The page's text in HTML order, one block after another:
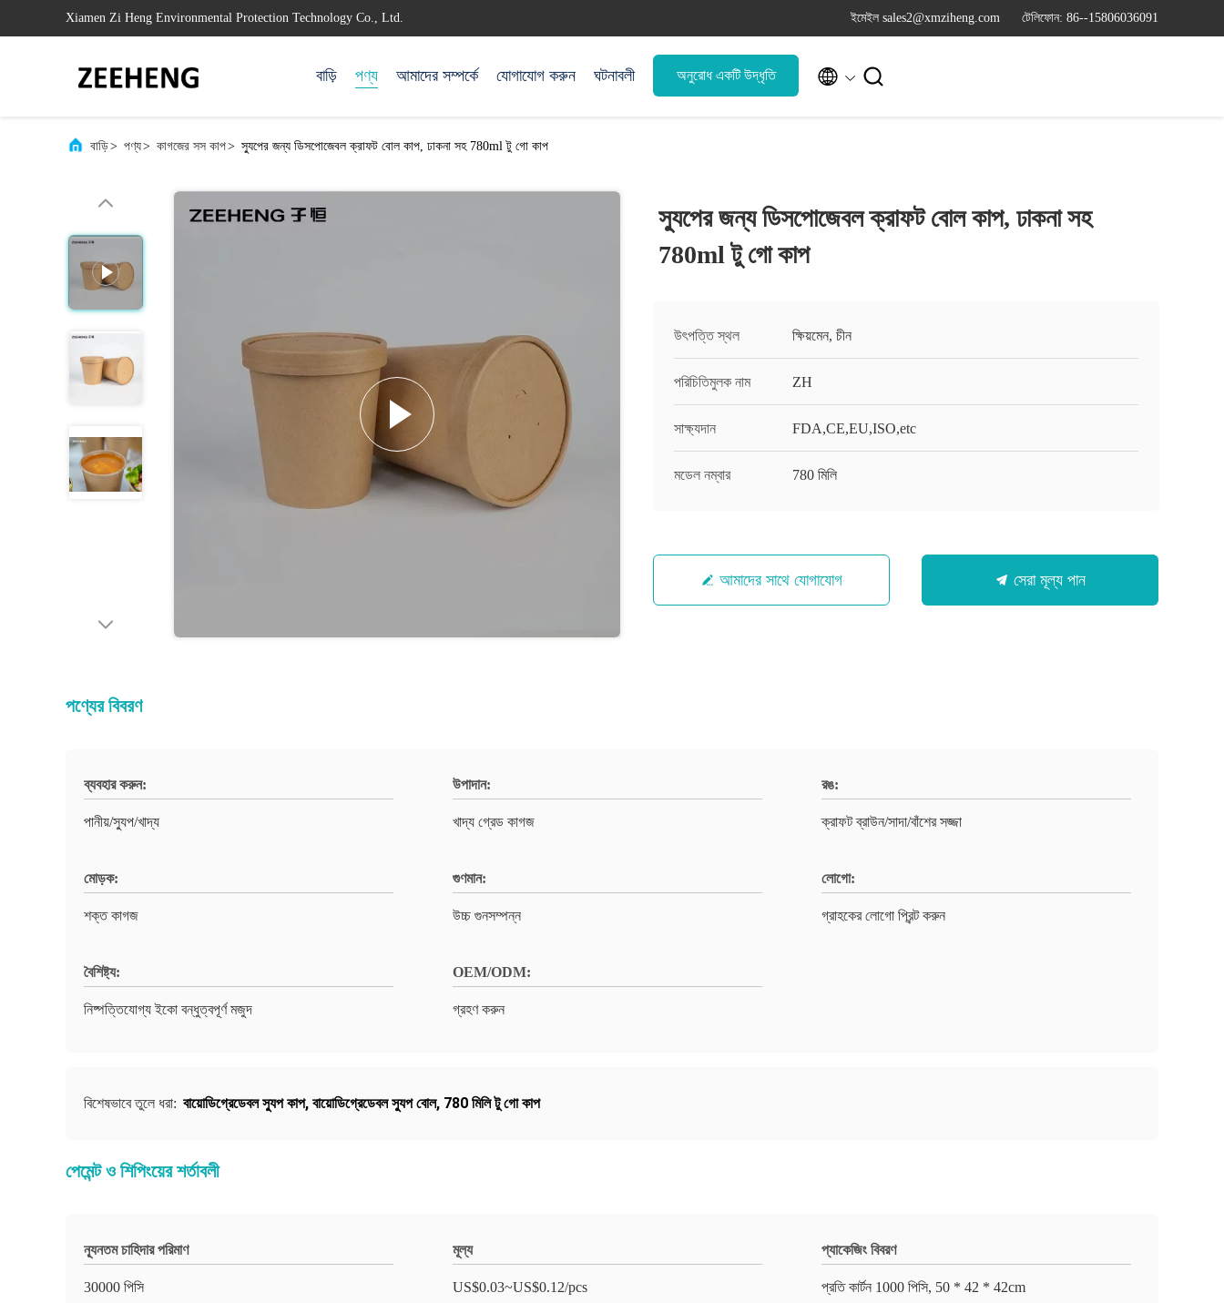
Xiamen Zi Heng Environmental Protection Technology Co., Ltd. ইমেইল sales2@xmziheng.com টেলিফোন: 86--15806036091
বাড়ি পণ্য আমাদের সম্পর্কে যোগাযোগ করুন ঘটনাবলী অনুরোধ একটি উদ্ধৃতি  
বাড়ি> পণ্য> কাগজের সস কাপ> স্যুপের জন্য ডিসপোজেবল ক্রাফট বোল কাপ, ঢাকনা সহ 780ml টু গো কাপ
স্যুপের জন্য ডিসপোজেবল ক্রাফট বোল কাপ, ঢাকনা সহ
780ml টু গো কাপ
উৎপত্তি স্থল ক্ষিয়মেন, চীন
পরিচিতিমুলক নাম ZH
সাক্ষ্যদান FDA,CE,EU,ISO,etc
মডেল নম্বার 780 মিলি
আমাদের সাথে যোগাযোগ সেরা মূল্য পান
পণ্যের বিবরণ
ব্যবহার করুন:
পানীয়/স্যুপ/খাদ্য
উপাদান:
খাদ্য গ্রেড কাগজ
রঙ:
ক্রাফট ব্রাউন/সাদা/বাঁশের সজ্জা
মোড়ক:
শক্ত কাগজ
গুণমান:
উচ্চ গুনসম্পন্ন
লোগো:
গ্রাহকের লোগো প্রিন্ট করুন
বৈশিষ্ট্য:
নিষ্পত্তিযোগ্য ইকো বন্ধুত্বপূর্ণ মজুদ
OEM/ODM:
গ্রহণ করুন
বিশেষভাবে তুলে ধরা: বায়োডিগ্রেডেবল স্যুপ কাপ, বায়োডিগ্রেডেবল স্যুপ বোল, 780 মিলি টু গো কাপ
পেমেন্ট ও শিপিংয়ের শর্তাবলী
ন্যূনতম চাহিদার পরিমাণ
30000 পিসি
মূল্য
US$0.03~US$0.12/pcs
প্যাকেজিং বিবরণ
প্রতি কার্টন 1000 পিসি, 50 * 42 * 42cm